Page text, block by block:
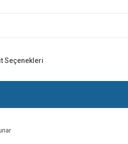
Seçenekleri